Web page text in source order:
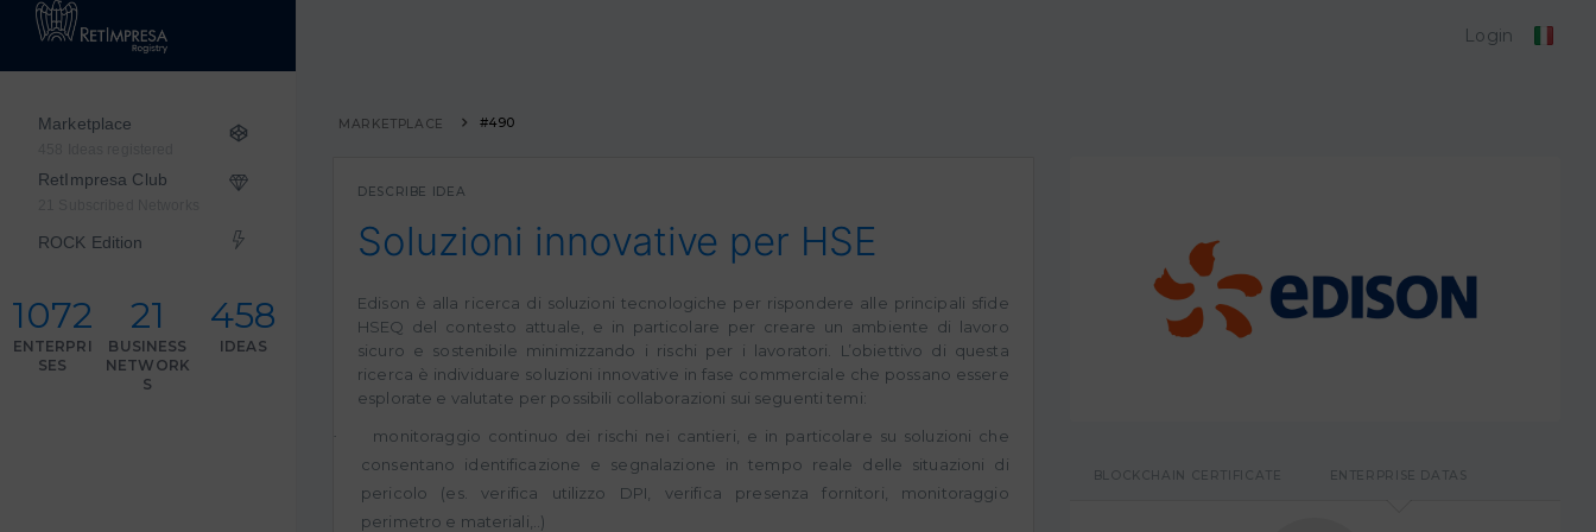
Marketplace
RetImpresa Club
ROCK Edition
1072
ENTERPRI
SES
21
BUSINESS
NETWORK
S
458
IDEAS
Login
MARKETPLACE #490
DESCRIBE IDEA
Soluzioni innovative per HSE
Edison è alla ricerca di soluzioni tecnologiche per rispondere alle principali sfide
HSEQ del contesto attuale, e in particolare per creare un ambiente di lavoro
sicuro e sostenibile minimizzando i rischi per i lavoratori. L’obiettivo di questa
ricerca è individuare soluzioni innovative in fase commerciale che possano essere
esplorate e valutate per possibili collaborazioni sui seguenti temi:
·
monitoraggio continuo dei rischi nei cantieri, e in particolare su soluzioni che
consentano identificazione e segnalazione in tempo reale delle situazioni di
pericolo (es. verifica utilizzo DPI, verifica presenza fornitori, monitoraggio
perimetro e materiali,..)
BLOCKCHAIN CERTIFICATE ENTERPRISE DATAS